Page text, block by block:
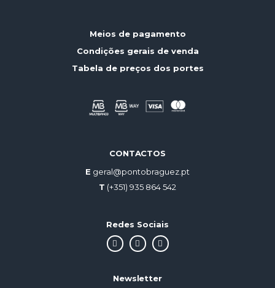
Meios de pagamento
Condições gerais de venda
Tabela de preços dos portes
CONTACTOS
E geral@pontobraguez.pt
T (+351) 935 864 542
Redes Sociais
Newsletter